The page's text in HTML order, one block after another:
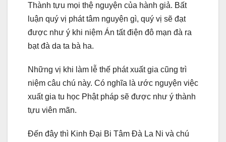
Thành tựu mọi thệ nguyện của hành giả. Bất
luận quý vị phát tâm nguyện gì, quý vị sẽ đạt
được như ý khi niệm Án tất điện đô mạn đà ra
bạt đà da ta bà ha.
Những vị khi làm lễ thế phát xuất gia cũng trì
niệm câu chú này. Có nghĩa là ước nguyện việc
xuất gia tu học Phật pháp sẽ được như ý thành
tựu viên mãn.
Đến đây thì Kinh Đại Bi Tâm Đà La Ni và chú